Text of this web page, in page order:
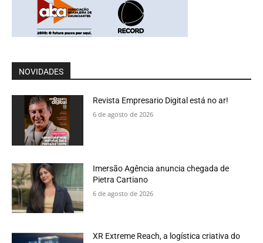
NOVIDADES
Revista Empresario Digital está no ar!
6 de agosto de 2026
Imersão Agência anuncia chegada de
Pietra Cartiano
6 de agosto de 2026
XR Extreme Reach, a logística criativa do